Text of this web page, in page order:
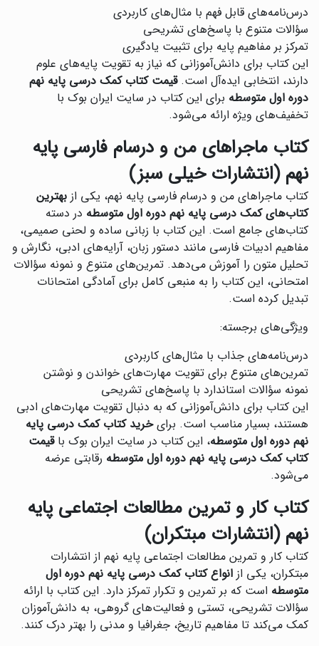
درس‌نامه‌های قابل فهم با مثال‌های کاربردی
سؤالات متنوع با پاسخ‌های تشریحی
تمرکز بر مفاهیم پایه برای تثبیت یادگیری
این کتاب برای دانش‌آموزانی که نیاز به تقویت پایه‌های علوم
دارند، انتخابی ایده‌آل است.قیمت کتاب کمک درسی پایه نهم
دوره اول متوسطه برای این کتاب در سایت ایران بوک با
تخفیف‌های ویژه ارائه می‌شود.
کتاب ماجراهای من و درسام فارسی پایه
نهم (انتشارات خیلی سبز)
کتاب ماجراهای من و درسام فارسی پایه نهم، یکی از بهترین
کتاب‌های کمک درسی پایه نهم دوره اول متوسطه در دسته
کتاب‌های جامع است. این کتاب با زبانی ساده و لحنی صمیمی،
مفاهیم ادبیات فارسی مانند دستور زبان، آرایه‌های ادبی، نگارش و
تحلیل متون را آموزش می‌دهد. تمرین‌های متنوع و نمونه سؤالات
امتحانی، این کتاب را به منبعی کامل برای آمادگی امتحانات
تبدیل کرده است.
ویژگی‌های برجسته:
درس‌نامه‌های جذاب با مثال‌های کاربردی
تمرین‌های متنوع برای تقویت مهارت‌های خواندن و نوشتن
نمونه سؤالات استاندارد با پاسخ‌های تشریحی
این کتاب برای دانش‌آموزانی که به دنبال تقویت مهارت‌های ادبی
هستند، بسیار مناسب است. برایخرید کتاب کمک درسی پایه
نهم دوره اول متوسطه، این کتاب در سایت ایران بوک باقیمت
کتاب کمک درسی پایه نهم دوره اول متوسطه رقابتی عرضه
می‌شود.
کتاب کار و تمرین مطالعات اجتماعی پایه
نهم (انتشارات مبتکران)
کتاب کار و تمرین مطالعات اجتماعی پایه نهم از انتشارات
مبتکران، یکی از انواع کتاب کمک درسی پایه نهم دوره اول
متوسطه است که بر تمرین و تکرار تمرکز دارد. این کتاب با ارائه
سؤالات تشریحی، تستی و فعالیت‌های گروهی، به دانش‌آموزان
کمک می‌کند تا مفاهیم تاریخ، جغرافیا و مدنی را بهتر درک کنند.